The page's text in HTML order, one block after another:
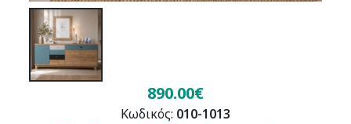
890.00€
Κωδικός: 010-1013